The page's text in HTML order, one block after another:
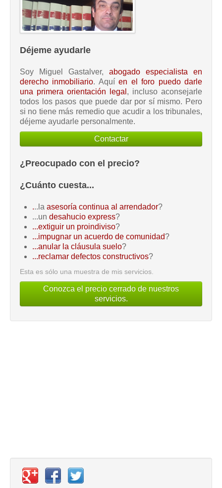
Déjeme ayudarle
Soy Miguel Gastalver, abogado especialista en
derecho inmobiliario. Aquíen el foro puedo darle
una primera orientación legal , incluso aconsejarle
todos los pasos que puede dar por sí mismo. Pero
si no tiene más remedio que acudir a los tribunales,
déjeme ayudarle personalmente.
Contactar
¿Preocupado con el precio?
¿Cuánto cuesta...
...la asesoría continua al arrendador?
...un desahucio express?
...extiguir un proindiviso?
...impugnar un acuerdo de comunidad?
...anular la cláusula suelo?
...reclamar defectos constructivos?
Esta es sólo una muestra de mis servicios.
Conozca el precio cerrado de nuestros
servicios.